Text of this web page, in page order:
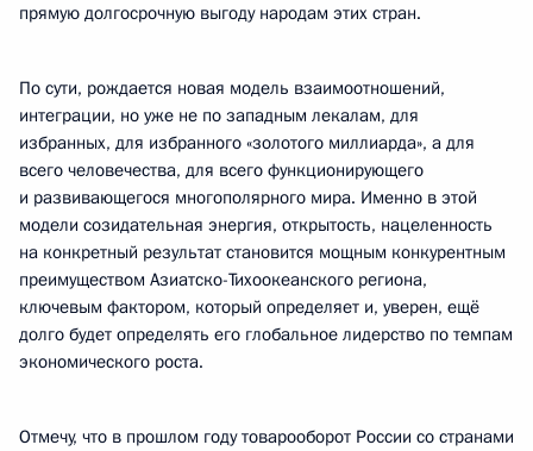
прямую долгосрочную выгоду народам этих стран.
По сути, рождается новая модель взаимоотношений,
интеграции, но уже не по западным лекалам, для
избранных, для избранного «золотого миллиарда», а для
всего человечества, для всего функционирующего
и развивающегося многополярного мира. Именно в этой
модели созидательная энергия, открытость, нацеленность
на конкретный результат становится мощным конкурентным
преимуществом Азиатско-Тихоокеанского региона,
ключевым фактором, который определяет и, уверен, ещё
долго будет определять его глобальное лидерство по темпам
экономического роста.
Отмечу, что в прошлом году товарооборот России со странами